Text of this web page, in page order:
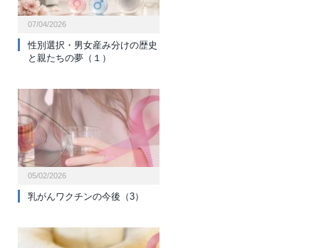
07/04/2026
性別選択・男女産み分けの歴史
と親たちの夢（１）
05/02/2026
乳がんワクチンの今後（3）